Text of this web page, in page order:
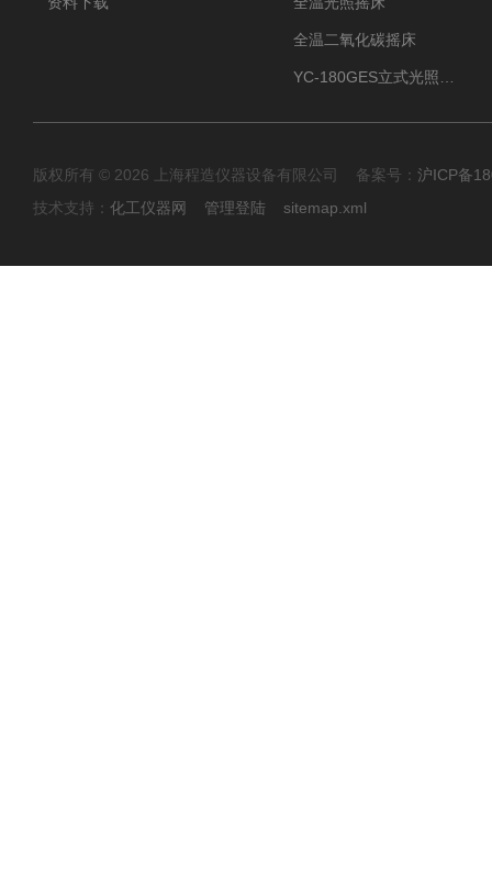
全温二氧化碳摇床
版权所有 © 2026 上海程造仪器设备有限公司 备案号： 沪ICP备
技术支持： 化工仪器网 管理登陆 sitemap.xml